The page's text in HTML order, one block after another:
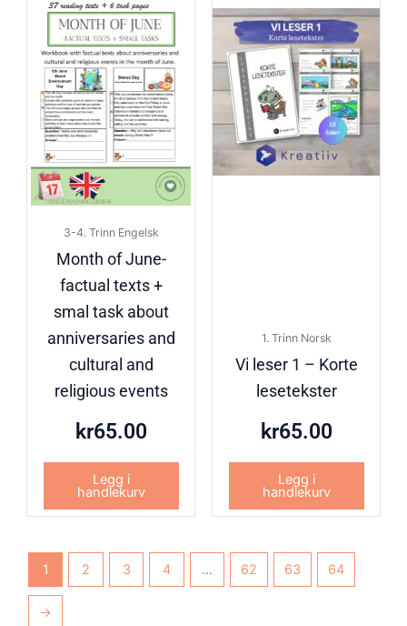
3-4. Trinn Engelsk
Month of June-
factual texts +
smal task about
anniversaries and
cultural and
religious events
kr65.00
Legg i
handlekurv
1. Trinn Norsk
Vi leser 1 – Korte
lesetekster
kr65.00
Legg i
handlekurv
1 2 3 4 … 62 63 64
→